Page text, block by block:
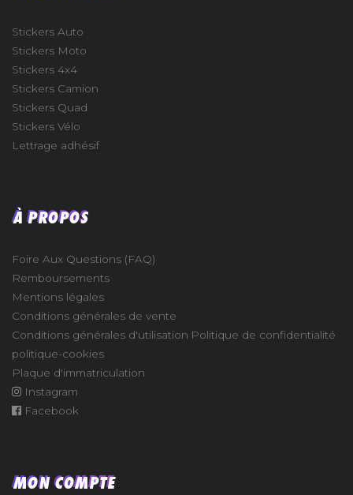
Stickers Auto
Stickers Moto
Stickers 4x4
Stickers Camion
Stickers Quad
Stickers Vélo
Lettrage adhésif
À PROPOS
Foire Aux Questions (FAQ)
Remboursements
Mentions légales
Conditions générales de vente
Conditions générales d'utilisation Politique de confidentialité
politique-cookies
Plaque d'immatriculation
Instagram
Facebook
MON COMPTE